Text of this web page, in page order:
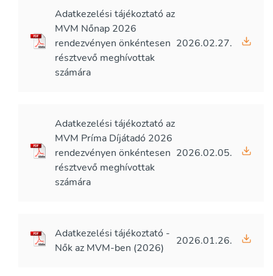
Adatkezelési tájékoztató az
MVM Nőnap 2026
rendezvényen önkéntesen
résztvevő meghívottak
számára
2026.02.27.
Adatkezelési tájékoztató az
MVM Príma Díjátadó 2026
rendezvényen önkéntesen
résztvevő meghívottak
számára
2026.02.05.
Adatkezelési tájékoztató -
Nők az MVM-ben (2026)
2026.01.26.